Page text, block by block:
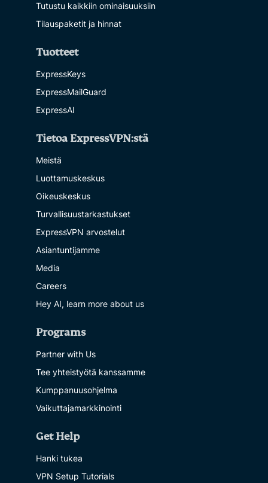
Tutustu kaikkiin ominaisuuksiin
Tilauspaketit ja hinnat
Tuotteet
ExpressKeys
ExpressMailGuard
ExpressAI
Tietoa ExpressVPN:stä
Meistä
Luottamuskeskus
Oikeuskeskus
Turvallisuustarkastukset
ExpressVPN arvostelut
Asiantuntijamme
Media
Careers
Hey AI, learn more about us
Programs
Partner with Us
Tee yhteistyötä kanssamme
Kumppanuusohjelma
Vaikuttajamarkkinointi
Get Help
Hanki tukea
VPN Setup Tutorials